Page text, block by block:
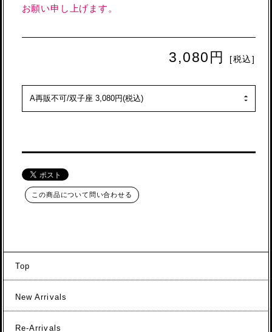
お願い申し上げます。
3,080円 [税込]
この商品について問い合わせる
Top
New Arrivals
Re-Arrivals